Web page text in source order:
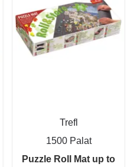
Trefl
1500 Palat
Puzzle Roll Mat up to